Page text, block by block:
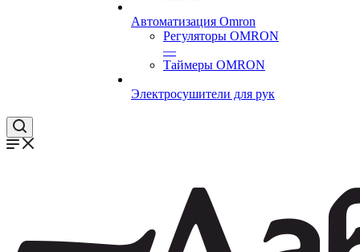
Автоматизация Omron
Регуляторы OMRON
—
Таймеры OMRON
Электросушители для рук